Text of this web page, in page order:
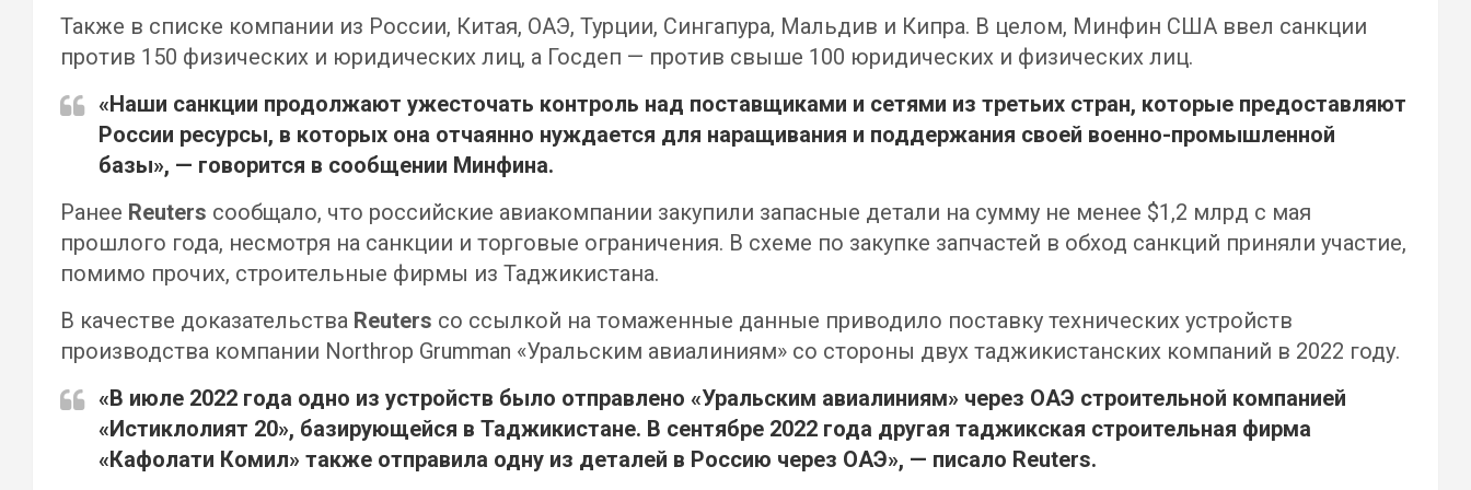
Также в списке компании из России, Китая, ОАЭ, Турции, Сингапура, Мальдив и Кипра. В целом, Минфин США ввел санкции
против 150 физических и юридических лиц, а Госдеп — против свыше 100 юридических и физических лиц.
«Наши санкции продолжают ужесточать контроль над поставщиками и сетями из третьих стран, которые предоставляют
России ресурсы, в которых она отчаянно нуждается для наращивания и поддержания своей военно-промышленной
базы», — говорится в сообщении Минфина.
Ранее Reuters сообщало, что российские авиакомпании закупили запасные детали на сумму не менее $1,2 млрд с мая
прошлого года, несмотря на санкции и торговые ограничения. В схеме по закупке запчастей в обход санкций приняли участие,
помимо прочих, строительные фирмы из Таджикистана.
В качестве доказательства Reuters со ссылкой на томаженные данные приводило поставку технических устройств
производства компании Northrop Grumman «Уральским авиалиниям» со стороны двух таджикистанских компаний в 2022 году.
«В июле 2022 года одно из устройств было отправлено «Уральским авиалиниям» через ОАЭ строительной компанией
«Истиклолият 20», базирующейся в Таджикистане. В сентябре 2022 года другая таджикская строительная фирма
«Кафолати Комил» также отправила одну из деталей в Россию через ОАЭ», — писало Reuters.